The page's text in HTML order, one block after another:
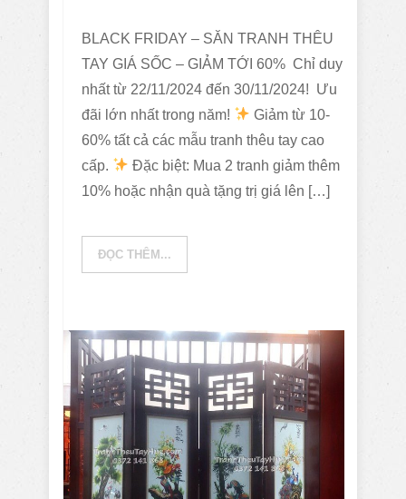
BLACK FRIDAY – SĂN TRANH THÊU
TAY GIÁ SỐC – GIẢM TỚI 60% Chỉ duy
nhất từ 22/11/2024 đến 30/11/2024! Ưu
đãi lớn nhất trong năm!
Giảm từ 10-
60% tất cả các mẫu tranh thêu tay cao
cấp.
Đặc biệt: Mua 2 tranh giảm thêm
10% hoặc nhận quà tặng trị giá lên […]
ĐỌC THÊM...